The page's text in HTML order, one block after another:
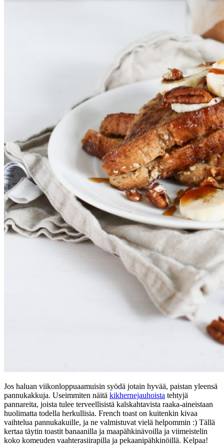
Jos haluan viikonloppuaamuisin syödä jotain hyvää, paistan yleensä
pannukakkuja. Useimmiten näitä kikhernejauhoista tehtyjä
pannareita, joista tulee terveellisistä kalskahtavista raaka-aineistaan
huolimatta todella herkullisia. French toast on kuitenkin kivaa
vaihtelua pannukakuille, ja ne valmistuvat vielä helpommin :) Tällä
kertaa täytin toastit banaanilla ja maapähkinävoilla ja viimeistelin
koko komeuden vaahterasiirapilla ja pekaanipähkinöillä. Kelpaa!